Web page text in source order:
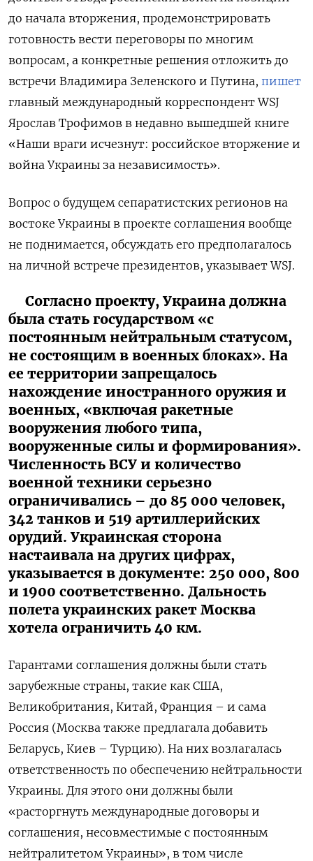
до начала вторжения, продемонстрировать
готовность вести переговоры по многим
вопросам, а конкретные решения отложить до
встречи Владимира Зеленского и Путина, пишет
главный международный корреспондент WSJ
Ярослав Трофимов в недавно вышедшей книге
«Наши враги исчезнут: российское вторжение и
война Украины за независимость».
Вопрос о будущем сепаратистских регионов на
востоке Украины в проекте соглашения вообще
не поднимается, обсуждать его предполагалось
на личной встрече президентов, указывает WSJ.
Согласно проекту, Украина должна
была стать государством «с
постоянным нейтральным статусом,
не состоящим в военных блоках». На
ее территории запрещалось
нахождение иностранного оружия и
военных, «включая ракетные
вооружения любого типа,
вооруженные силы и формирования».
Численность ВСУ и количество
военной техники серьезно
ограничивались – до 85 000 человек,
342 танков и 519 артиллерийских
орудий. Украинская сторона
настаивала на других цифрах,
указывается в документе: 250 000, 800
и 1900 соответственно. Дальность
полета украинских ракет Москва
хотела ограничить 40 км.
Гарантами соглашения должны были стать
зарубежные страны, такие как США,
Великобритания, Китай, Франция – и сама
Россия (Москва также предлагала добавить
Беларусь, Киев – Турцию). На них возлагалась
ответственность по обеспечению нейтральности
Украины. Для этого они должны были
«расторгнуть международные договоры и
соглашения, несовместимые с постоянным
нейтралитетом Украины», в том числе